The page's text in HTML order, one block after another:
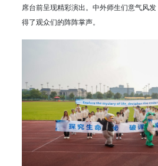
席台前呈现精彩演出。中外师生们意气风
得了观众们的阵阵掌声。